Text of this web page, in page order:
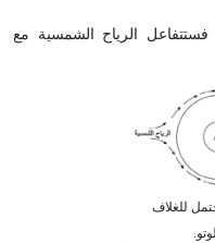
الرياح الشمسية مع
للغلاف